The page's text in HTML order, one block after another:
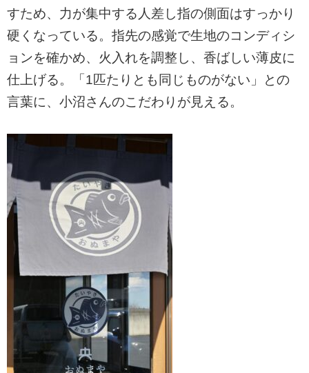
すため、力が集中する人差し指の側面はすっかり
硬くなっている。指先の感覚で生地のコンディシ
ョンを確かめ、火入れを調整し、香ばしい薄皮に
仕上げる。「1匹たりとも同じものがない」との
言葉に、小沼さんのこだわりが見える。